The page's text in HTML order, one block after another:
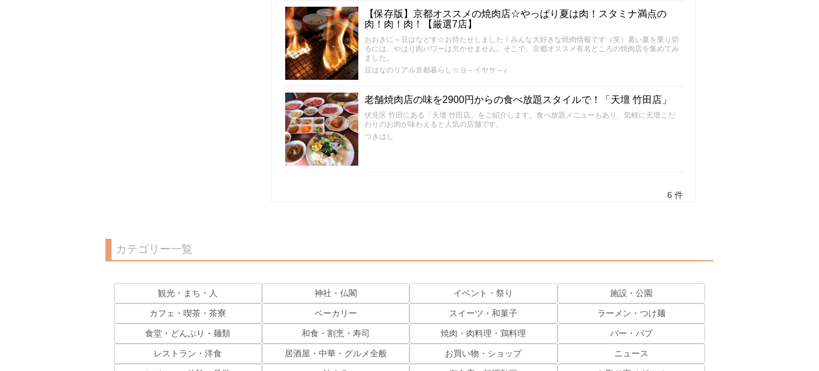
【保存版】京都オススメの焼肉店☆やっぱり夏は肉！スタミナ満点の
肉！肉！肉！【厳選7店】
おおきに～豆はなどす☆お待たせしました！みんな大好きな焼肉情報です（笑）暑い夏を乗り切
るには、やはり肉パワーは欠かせません。そこで、京都オススメ有名どころの焼肉店を集めてみ
ました。
豆はなのリアル京都暮らし☆ヨ～イヤサ～♪
老舗焼肉店の味を2900円からの食べ放題スタイルで！「天壇 竹田店」
伏見区 竹田にある「天壇 竹田店」をご紹介します。食べ放題メニューもあり、気軽に天壇こだ
わりのお肉が味わえると人気の店舗です。
つきはし
6 件
カテゴリー一覧
観光・まち・人 神社・仏閣 イベント・祭り 施設・公園
カフェ・喫茶・茶寮 ベーカリー スイーツ・和菓子 ラーメン・つけ麺
食堂・どんぶり・麺類 和食・割烹・寿司 焼肉・肉料理・鶏料理 バー・パブ
レストラン・洋食 居酒屋・中華・グルメ全般 お買い物・ショップ ニュース